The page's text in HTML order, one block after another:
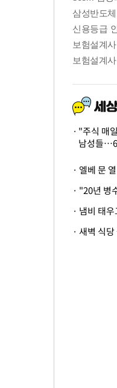
"주식 매
남성들